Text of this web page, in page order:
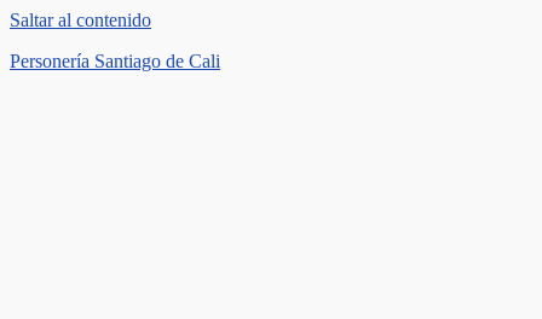
Saltar al contenido
Personería Santiago de Cali